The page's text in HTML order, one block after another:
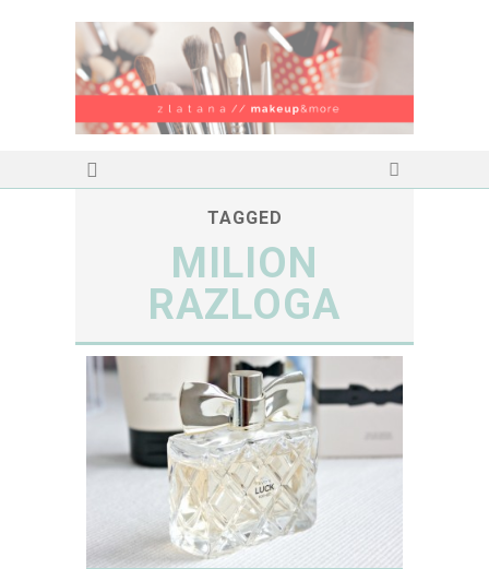
TAGGED
MILION
RAZLOGA